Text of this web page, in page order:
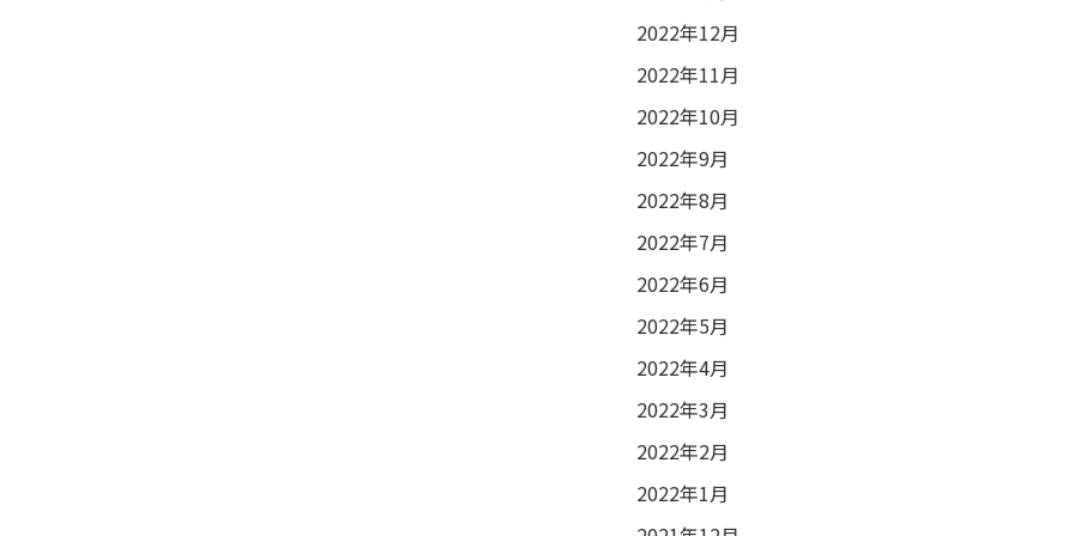
2022年12月
2022年11月
2022年10月
2022年9月
2022年8月
2022年7月
2022年6月
2022年5月
2022年4月
2022年3月
2022年2月
2022年1月